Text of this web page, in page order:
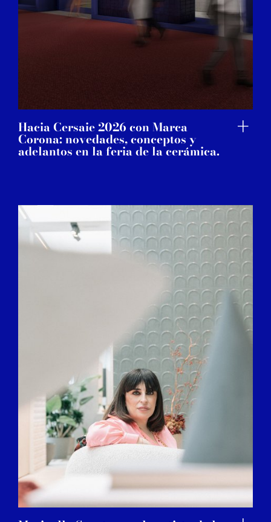
Hacia Cersaie 2026 con Marca
Corona: novedades, conceptos y
adelantos en la feria de la cerámica.